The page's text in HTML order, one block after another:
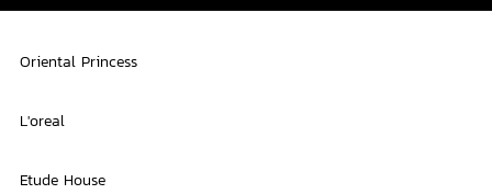
Oriental Princess
L'oreal
Etude House